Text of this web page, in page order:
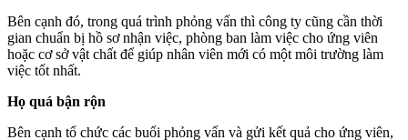
Bên cạnh đó, trong quá trình phỏng vấn thì công ty cũng cần thời
gian chuẩn bị hồ sơ nhận việc, phòng ban làm việc cho ứng viên
hoặc cơ sở vật chất để giúp nhân viên mới có một môi trường làm
việc tốt nhất.
Họ quá bận rộn
Bên cạnh tổ chức các buổi phỏng vấn và gửi kết quả cho ứng viên,